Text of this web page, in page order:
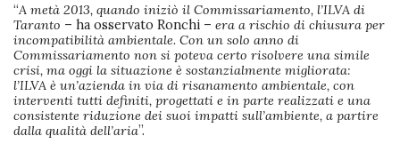
“A metà 2013, quando iniziò il Commissariamento, l’ILVA di
Taranto – ha osservato Ronchi – era a rischio di chiusura per
incompatibilità ambientale. Con un solo anno di
Commissariamento non si poteva certo risolvere una simile
crisi, ma oggi la situazione è sostanzialmente migliorata:
l’ILVA è un’azienda in via di risanamento ambientale, con
interventi tutti definiti, progettati e in parte realizzati e una
consistente riduzione dei suoi impatti sull’ambiente, a partire
dalla qualità dell’aria”.